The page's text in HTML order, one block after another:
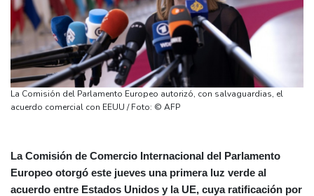
La Comisión del Parlamento Europeo autorizó, con salvaguardias, el
acuerdo comercial con EEUU / Foto: © AFP
La Comisión de Comercio Internacional del Parlamento
Europeo otorgó este jueves una primera luz verde al
acuerdo entre Estados Unidos y la UE, cuya ratificación por